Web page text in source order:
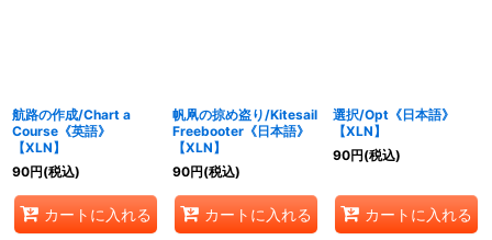
航路の作成/Chart a
Course《英語》
【XLN】
90円(税込)
カートに入れる
帆凧の掠め盗り/Kitesail
Freebooter《日本語》
【XLN】
90円(税込)
カートに入れる
選択/Opt《日本語》
【XLN】
90円(税込)
カートに入れる